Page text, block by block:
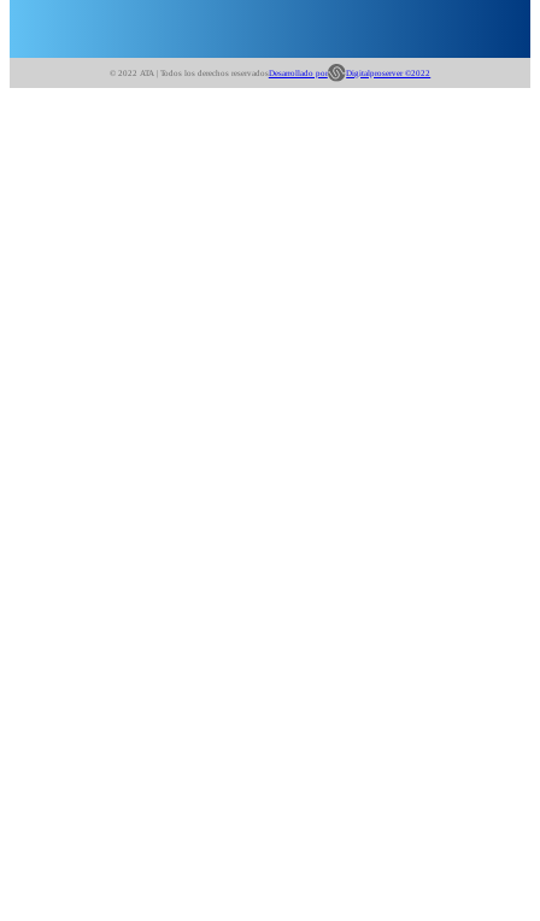
© 2022 ATA | Todos los derechos reservadosDesarrollado por Digitalproserver ©2022